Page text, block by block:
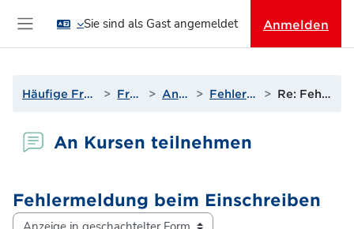
Sie sind als Gast angemeldet Anmelden
Häufige Fragen & Support zur Lernplattform Fragen? Antworten! An Kursen teilnehmen Fehlermeldung beim Einschreiben Re: Fehlermeldung beim Einschreiben
An Kursen teilnehmen
Fehlermeldung beim Einschreiben
Anzeigemodus